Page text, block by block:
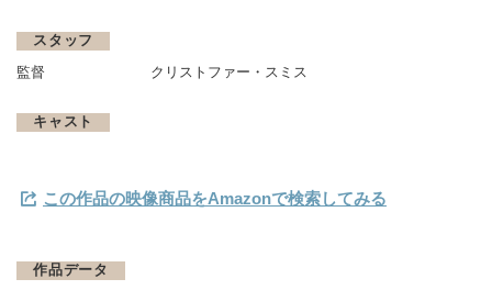
スタッフ
監督 クリストファー・スミス
キャスト
この作品の映像商品をAmazonで検索してみる
作品データ